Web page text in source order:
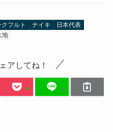
フルト ナイキ
日本代表
地
アしてね！